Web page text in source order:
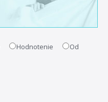
Hodnotenie
Od